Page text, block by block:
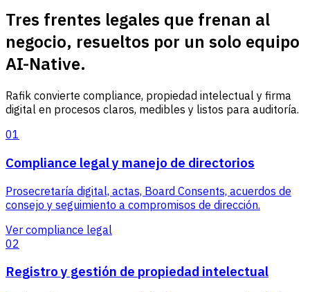
Tres frentes legales que frenan al
negocio, resueltos por un solo equipo
AI-Native.
Rafik convierte compliance, propiedad intelectual y firma
digital en procesos claros, medibles y listos para auditoría.
01
Compliance legal y manejo de directorios
Prosecretaría digital, actas, Board Consents, acuerdos de
consejo y seguimiento a compromisos de dirección.
Ver compliance legal
02
Registro y gestión de propiedad intelectual